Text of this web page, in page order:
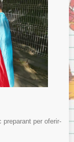
preparant per oferir-